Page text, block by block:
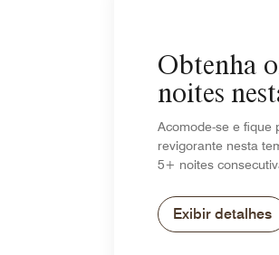
Obtenha
noites
Acomode-se e fique
revigorante nesta
5+ noites
Exibir detalhes